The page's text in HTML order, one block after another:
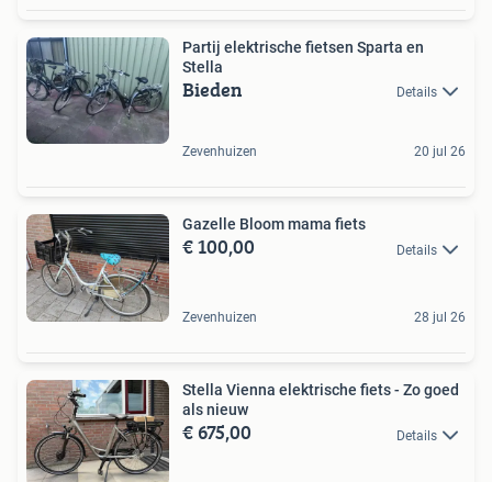
Partij elektrische fietsen Sparta en
Stella
Bieden Details
Zevenhuizen 20 jul 26
Gazelle Bloom mama fiets
€ 100,00 Details
Zevenhuizen 28 jul 26
Stella Vienna elektrische fiets - Zo goed
als nieuw
€ 675,00 Details